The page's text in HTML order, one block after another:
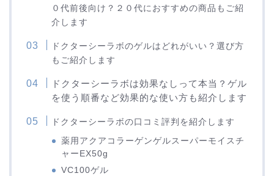
０代前後向け？２０代におすすめの商品もご紹
介します
ドクターシーラボのゲルはどれがいい？選び方
もご紹介します
ドクターシーラボは効果なしって本当？ゲル
を使う順番など効果的な使い方も紹介します
ドクターシーラボの口コミ評判を紹介します
薬用アクアコラーゲンゲルスーパーモイスチ
ャーEX50g
VC100ゲル